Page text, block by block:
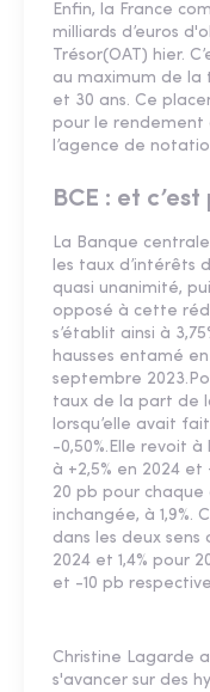
Enfin, la France
milliards d’euros
Trésor(OAT) hier.
au maximum de la
et 30 ans. Ce
pour le rendement
l’agence de
BCE : et
La Banque
les taux d’intérêts
quasi unanimité,
opposé à cette
s’établit ainsi à
hausses entamé
septembre
taux de la part de
lorsqu’elle avait
-0,50%.Elle revoit à
à +2,5% en 2024 et
20 pb pour chaque
inchangée, à 1,9%.
dans les deux sens
2024 et 1,4% pour
et -10 pb
Christine Lagarde
s'avancer sur des